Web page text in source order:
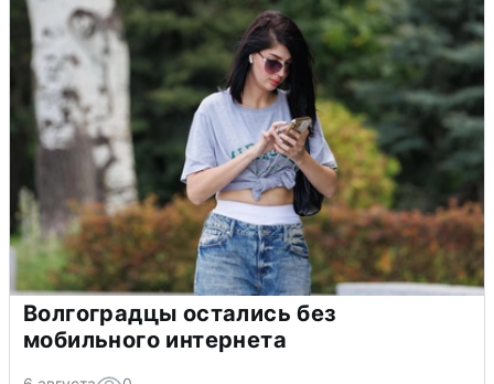
Волгоградцы остались без
мобильного интернета